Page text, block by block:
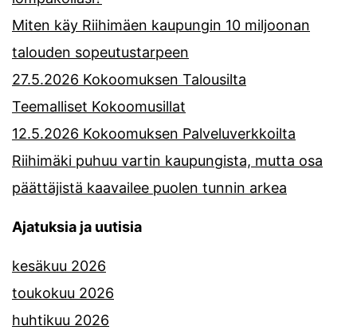
Miten käy Riihimäen kaupungin 10 miljoonan
talouden sopeutustarpeen
27.5.2026 Kokoomuksen Talousilta
Teemalliset Kokoomusillat
12.5.2026 Kokoomuksen Palveluverkkoilta
Riihimäki puhuu vartin kaupungista, mutta osa
päättäjistä kaavailee puolen tunnin arkea
Ajatuksia ja uutisia
kesäkuu 2026
toukokuu 2026
huhtikuu 2026